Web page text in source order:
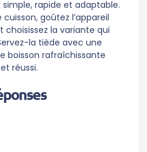
rapide et adaptable.
goûtez l’appareil
choisissez la variante qui
la tiède avec une
boisson rafraîchissante
réussi.